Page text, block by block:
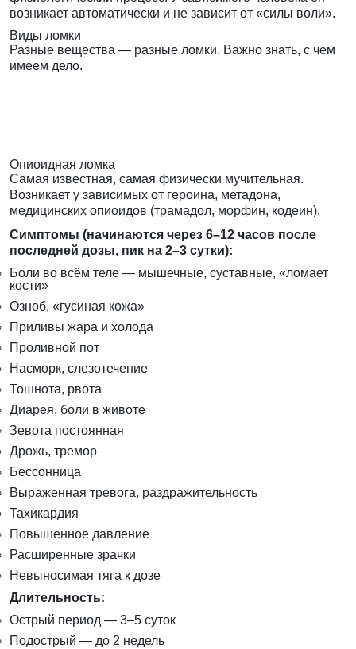
возникает автоматически и не зависит от «силы воли».
Виды ломки
Разные вещества — разные ломки. Важно знать, с чем
имеем дело.
Опиоидная ломка
Самая известная, самая физически мучительная.
Возникает у зависимых от героина, метадона,
медицинских опиоидов (трамадол, морфин, кодеин).
Симптомы (начинаются через 6–12 часов после
последней дозы, пик на 2–3 сутки):
Боли во всём теле — мышечные, суставные, «ломает
кости»
Озноб, «гусиная кожа»
Приливы жара и холода
Проливной пот
Насморк, слезотечение
Тошнота, рвота
Диарея, боли в животе
Зевота постоянная
Дрожь, тремор
Бессонница
Выраженная тревога, раздражительность
Тахикардия
Повышенное давление
Расширенные зрачки
Невыносимая тяга к дозе
Длительность:
Острый период — 3–5 суток
Подострый — до 2 недель